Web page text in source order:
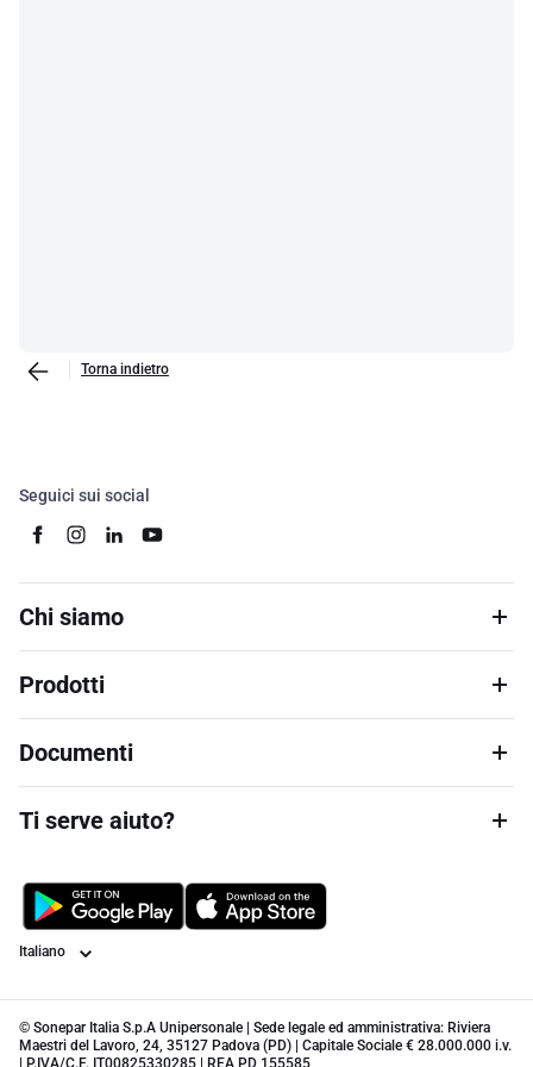
Torna indietro
Seguici sui social
Chi siamo
Prodotti
Documenti
Ti serve aiuto?
Lingua
© Sonepar Italia S.p.A Unipersonale | Sede legale ed amministrativa: Riviera
Maestri del Lavoro, 24, 35127 Padova (PD) | Capitale Sociale € 28.000.000 i.v.
| P.IVA/C.F. IT00825330285 | REA PD 155585